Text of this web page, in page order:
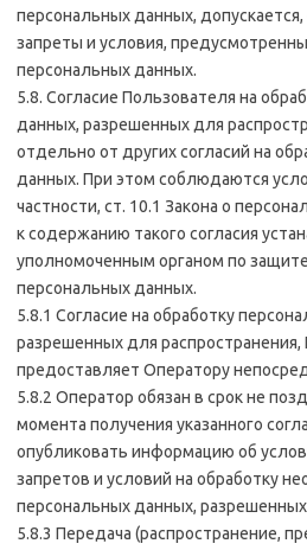
персональных данных,
запреты и условия,
персональных данных.
5.8. Согласие Пользователя на
данных, разрешенных для
отдельно от других согласий на
данных. При этом соблюдаются
частности, ст. 10.1 Закона о
к содержанию такого согласия
уполномоченным органом по
персональных данных.
5.8.1 Согласие на обработку
разрешенных для
предоставляет Оператору
5.8.2 Оператор обязан в срок не
момента получения указанного
опубликовать информацию об
запретов и условий на обработку
персональных данных,
5.8.3 Передача (распространение,